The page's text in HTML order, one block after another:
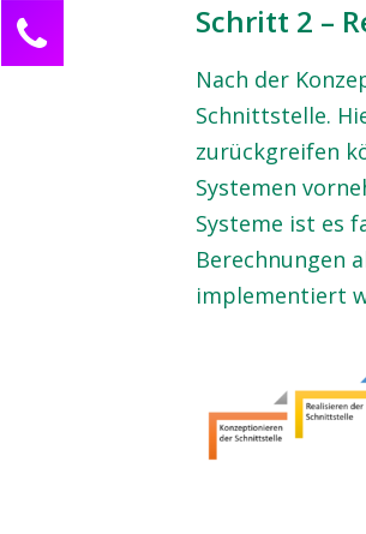
Schritt 2 –
Nach der
Schnittstelle.
zurückgreifen
Systemen
Systeme ist es
Berechnungen
implementiert
Kontaktieren Sie uns!
Nadja Messer
Kundenservice
0211 946 285 72-10
Nadja.Messer@innotalent.de
Ihre Anfrage